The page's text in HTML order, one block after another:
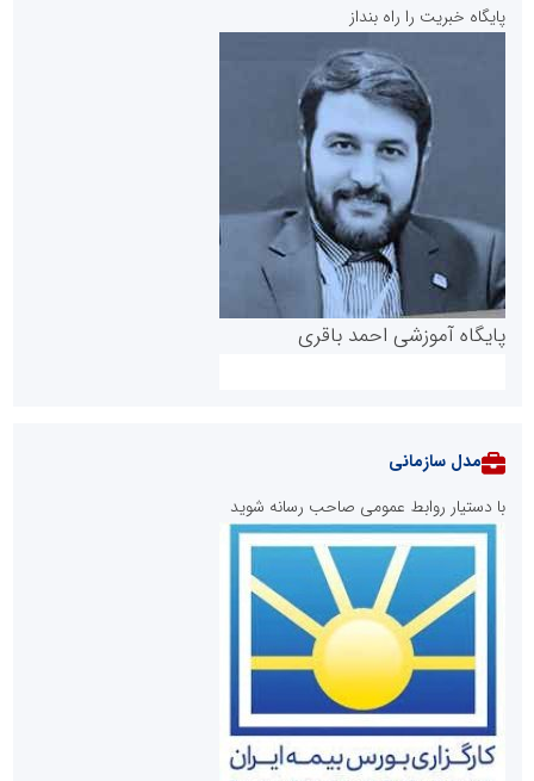
پایگاه خبریت را راه بنداز
پایگاه آموزشی احمد باقری
روابط عمومی خبرگزاری گزارش خبر
مدل سازمانی
با دستیار روابط عمومی صاحب رسانه شوید